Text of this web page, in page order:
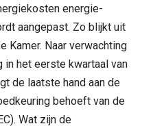
energie-
aangepast. Zo blijkt uit
Kamer. Naar verwachting
in het eerste kwartaal van
de laatste hand aan de
behoeft van de
Wat zijn de